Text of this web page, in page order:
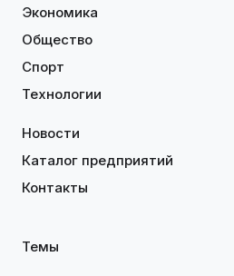
Экономика
Общество
Спорт
Технологии
Новости
Каталог предприятий
Контакты
Темы